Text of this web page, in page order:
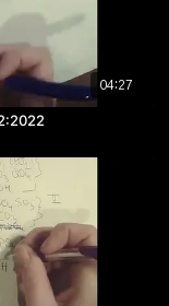
04:27